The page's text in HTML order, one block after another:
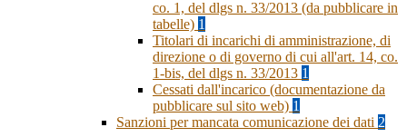
co. 1, del dlgs n. 33/2013 (da pubblicare in
tabelle) 1
Titolari di incarichi di amministrazione, di
direzione o di governo di cui all'art. 14, co.
1-bis, del dlgs n. 33/2013 1
Cessati dall'incarico (documentazione da
pubblicare sul sito web) 1
Sanzioni per mancata comunicazione dei dati 2